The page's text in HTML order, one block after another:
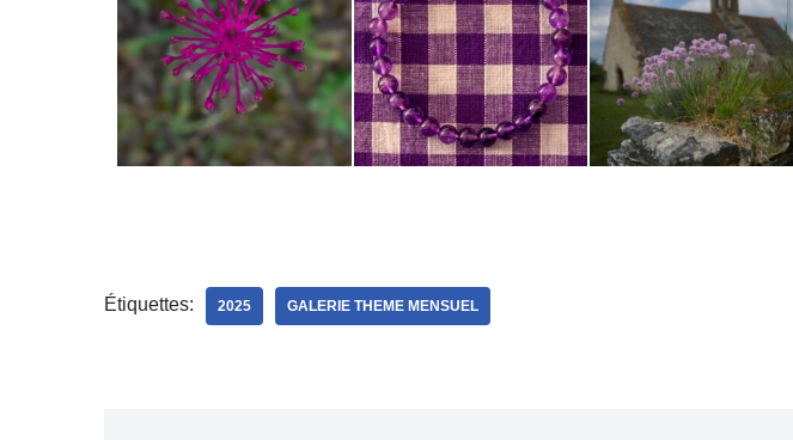
Étiquettes: 2025 GALERIE THEME MENSUEL